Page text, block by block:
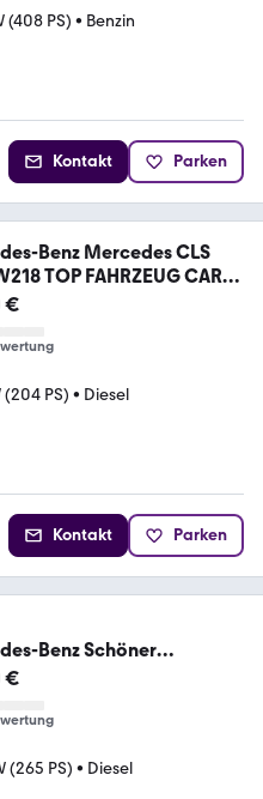
(408 PS) • Benzin
Kontakt Parken
Benz Mercedes CLS
TOP FAHRZEUG CAR
€
(204 PS) • Diesel
Kontakt Parken
Benz Schöner
Benz CLS 350 CDI C218
€
(265 PS) • Diesel